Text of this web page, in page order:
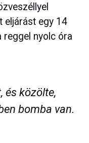
eljárást egy 14
reggel nyolc óra
és közölte,
bomba van.